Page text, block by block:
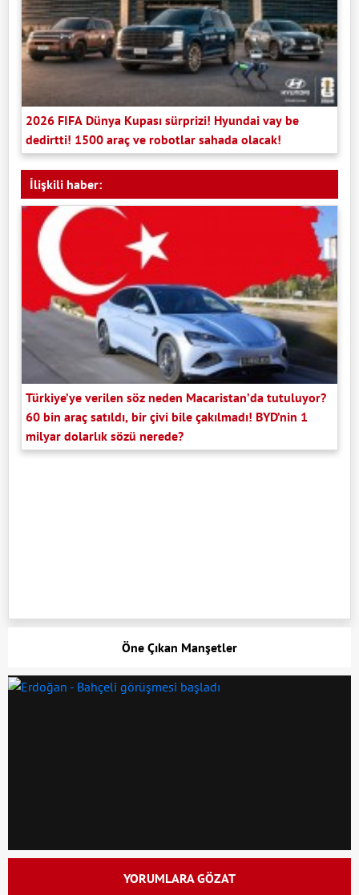
2026 FIFA Dünya Kupası sürprizi! Hyundai vay be
dedirtti! 1500 araç ve robotlar sahada olacak!
İlişkili haber:
Türkiye’ye verilen söz neden Macaristan’da tutuluyor?
60 bin araç satıldı, bir çivi bile çakılmadı! BYD’nin 1
milyar dolarlık sözü nerede?
Öne Çıkan Manşetler
YORUMLARA GÖZAT